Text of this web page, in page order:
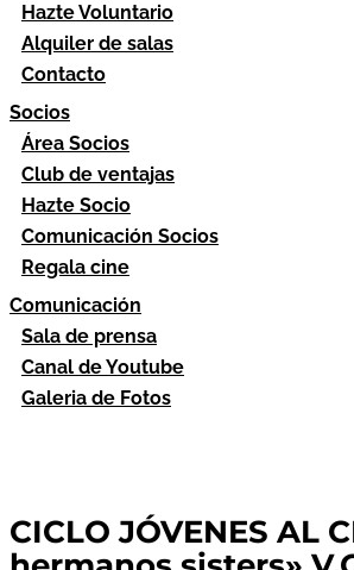
Hazte Voluntario
Alquiler de salas
Contacto
Socios
Área Socios
Club de ventajas
Hazte Socio
Comunicación Socios
Regala cine
Comunicación
Sala de prensa
Canal de Youtube
Galeria de Fotos
CICLO JÓVENES AL